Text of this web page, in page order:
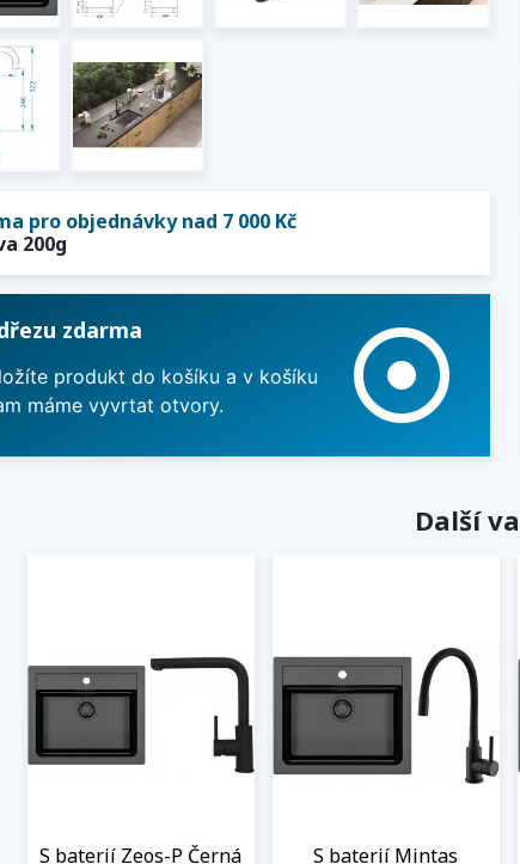
pro objednávky nad 7 000 Kč
200g
zdarma
produkt do košíku a v košíku
máme vyvrtat otvory.
adjust
Další
S baterií Zeos-P Černá
S baterií Mintas